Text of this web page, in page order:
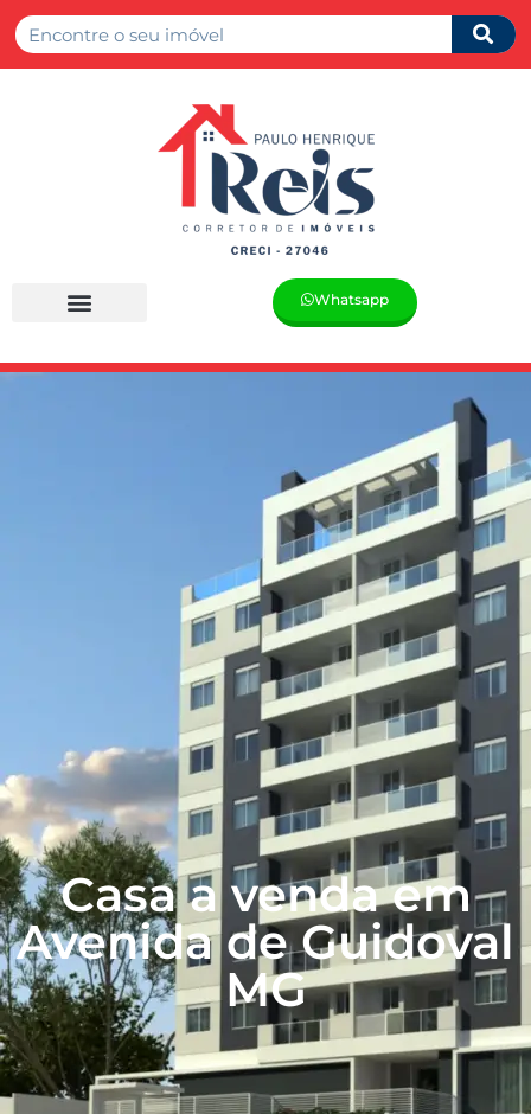
Whatsapp
Casa a venda em
Avenida de Guidoval
MG